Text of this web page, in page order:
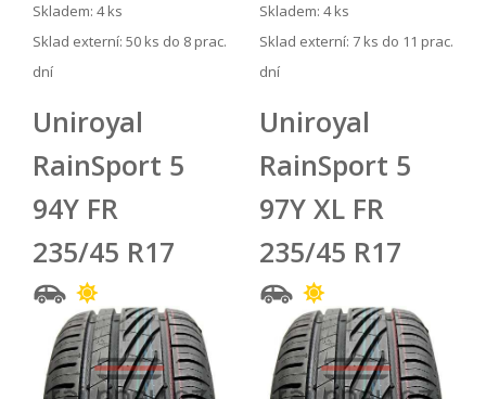
Skladem: 4 ks
Sklad externí: 50 ks do 8 prac.
dní
Skladem: 4 ks
Sklad externí: 7 ks do 11 prac.
dní
Uniroyal
RainSport 5
94Y FR
235/45 R17
Uniroyal
RainSport 5
97Y XL FR
235/45 R17